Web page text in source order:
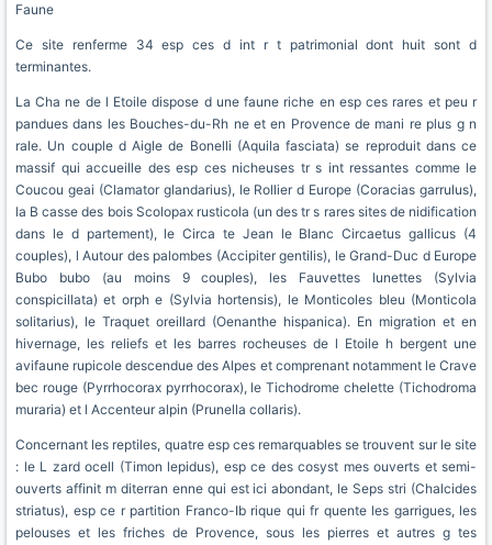
Faune
Ce site renferme 34 esp ces d int r t patrimonial dont huit sont d
terminantes.
La Cha ne de l Etoile dispose d une faune riche en esp ces rares et peu r
pandues dans les Bouches-du-Rh ne et en Provence de mani re plus g n
rale. Un couple d Aigle de Bonelli (Aquila fasciata) se reproduit dans ce
massif qui accueille des esp ces nicheuses tr s int ressantes comme le
Coucou geai (Clamator glandarius), le Rollier d Europe (Coracias garrulus),
la B casse des bois Scolopax rusticola (un des tr s rares sites de nidification
dans le d partement), le Circa te Jean le Blanc Circaetus gallicus (4
couples), l Autour des palombes (Accipiter gentilis), le Grand-Duc d Europe
Bubo bubo (au moins 9 couples), les Fauvettes lunettes (Sylvia
conspicillata) et orph e (Sylvia hortensis), le Monticoles bleu (Monticola
solitarius), le Traquet oreillard (Oenanthe hispanica). En migration et en
hivernage, les reliefs et les barres rocheuses de l Etoile h bergent une
avifaune rupicole descendue des Alpes et comprenant notamment le Crave
bec rouge (Pyrrhocorax pyrrhocorax), le Tichodrome chelette (Tichodroma
muraria) et l Accenteur alpin (Prunella collaris).
Concernant les reptiles, quatre esp ces remarquables se trouvent sur le site
: le L zard ocell (Timon lepidus), esp ce des cosyst mes ouverts et semi-
ouverts affinit m diterran enne qui est ici abondant, le Seps stri (Chalcides
striatus), esp ce r partition Franco-Ib rique qui fr quente les garrigues, les
pelouses et les friches de Provence, sous les pierres et autres g tes